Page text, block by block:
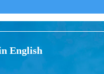
English